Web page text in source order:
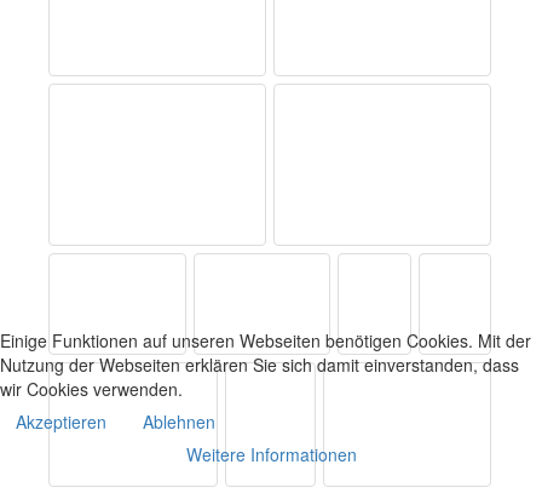
Einige Funktionen auf unseren Webseiten benötigen Cookies. Mit der
Nutzung der Webseiten erklären Sie sich damit einverstanden, dass
wir Cookies verwenden.
Akzeptieren
Ablehnen
Weitere Informationen